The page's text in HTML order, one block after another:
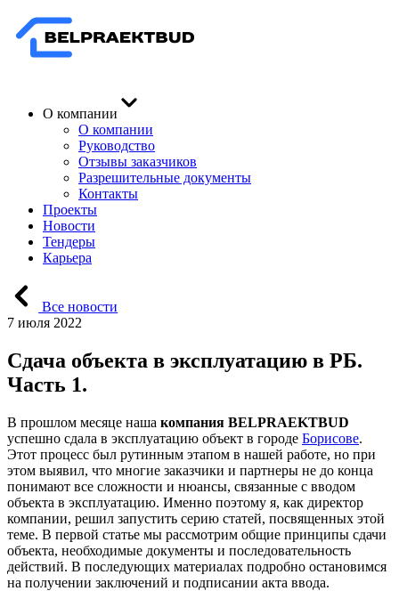
О компании
О компании
Руководство
Отзывы заказчиков
Разрешительные документы
Контакты
Проекты
Новости
Тендеры
Карьера
Все новости
7 июля 2022
Сдача объекта в эксплуатацию в РБ.
Часть 1.
В прошлом месяце наша компания BELPRAEKTBUD
успешно сдала в эксплуатацию объект в городе Борисове.
Этот процесс был рутинным этапом в нашей работе, но при
этом выявил, что многие заказчики и партнеры не до конца
понимают все сложности и нюансы, связанные с вводом
объекта в эксплуатацию. Именно поэтому я, как директор
компании, решил запустить серию статей, посвященных этой
теме. В первой статье мы рассмотрим общие принципы сдачи
объекта, необходимые документы и последовательность
действий. В последующих материалах подробно остановимся
на получении заключений и подписании акта ввода.